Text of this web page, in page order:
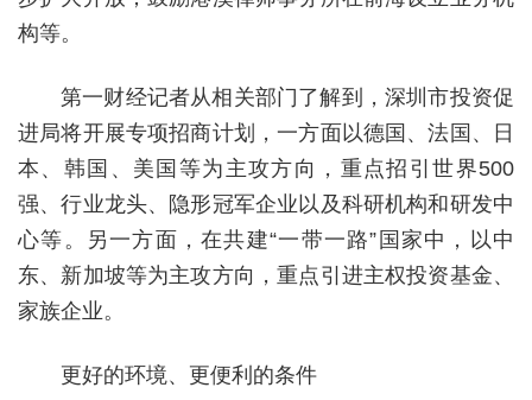
构等。
第一财经记者从相关部门了解到，深圳市投资促
进局将开展专项招商计划，一方面以德国、法国、日
本、韩国、美国等为主攻方向，重点招引世界500
强、行业龙头、隐形冠军企业以及科研机构和研发中
心等。另一方面，在共建“一带一路”国家中，以中
东、新加坡等为主攻方向，重点引进主权投资基金、
家族企业。
更好的环境、更便利的条件